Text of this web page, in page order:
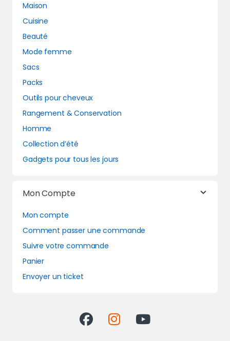
Maison
Cuisine
Beauté
Mode femme
Sacs
Packs
Outils pour cheveux
Rangement & Conservation
Homme
Collection d’été
Gadgets pour tous les jours
Mon Compte
Mon compte
Comment passer une commande
Suivre votre commande
Panier
Envoyer un ticket